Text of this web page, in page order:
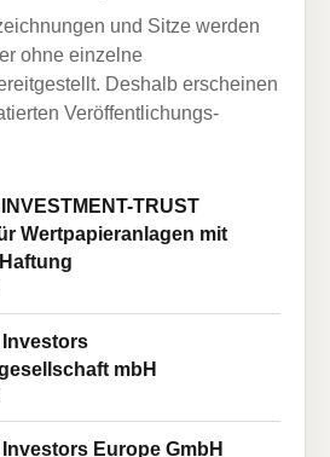
und Sitze werden
ohne einzelne
Deshalb erscheinen
Veröffentlichungs-
TRUST
Wertpapieranlagen mit
mbH
Europe GmbH